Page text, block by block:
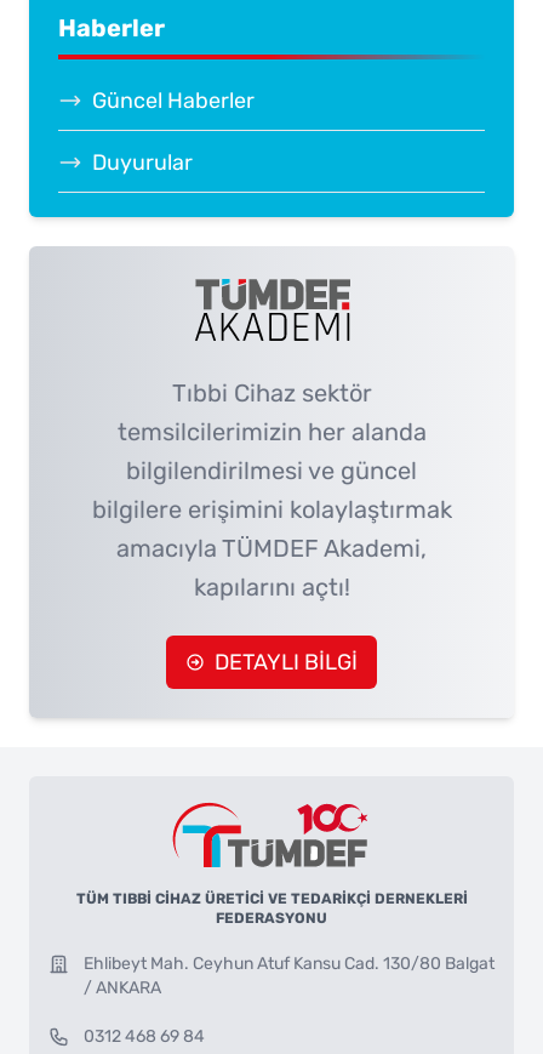
Haberler
Güncel Haberler
Duyurular
Tıbbi Cihaz sektör
temsilcilerimizin her alanda
bilgilendirilmesi ve güncel
bilgilere erişimini kolaylaştırmak
amacıyla TÜMDEF Akademi,
kapılarını açtı!
DETAYLI BİLGİ
TÜM TIBBİ CİHAZ ÜRETİCİ VE TEDARİKÇİ DERNEKLERİ
FEDERASYONU
Ehlibeyt Mah. Ceyhun Atuf Kansu Cad. 130/80 Balgat
/ ANKARA
0312 468 69 84